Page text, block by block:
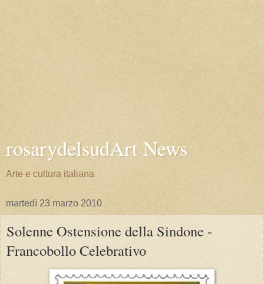
rosarydelsudArt News
Arte e cultura italiana
martedì 23 marzo 2010
Solenne Ostensione della Sindone -
Francobollo Celebrativo